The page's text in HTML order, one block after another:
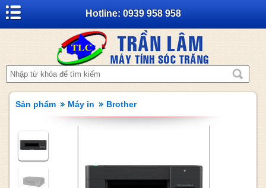
Hotline: 0939 958 958
Sản phẩm Máy in Brother